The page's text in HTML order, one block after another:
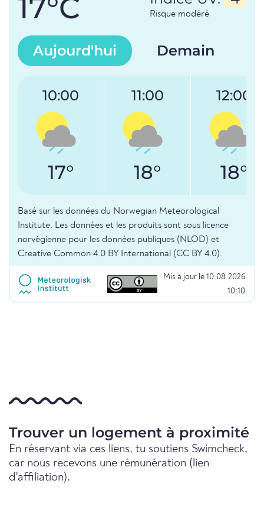
17°C Risque modéré
Aujourd'hui Demain
10:00
17°
11:00
18°
12:00
18°
Basé sur les données du Norwegian Meteorological
Institute. Les données et les produits sont sous licence
norvégienne pour les données publiques (NLOD) et
Creative Common 4.0 BY International (CC BY 4.0).
Mis à jour le 10.08.2026
10:10
Trouver un logement à proximité
En réservant via ces liens, tu soutiens Swimcheck,
car nous recevons une rémunération (lien
d'affiliation).